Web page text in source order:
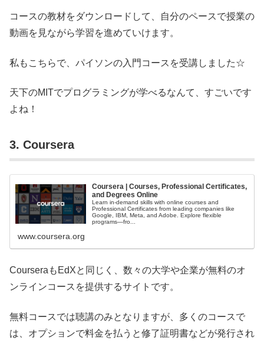
コースの教材をダウンロードして、自分のペースで授業の
動画を見ながら学習を進めていけます。
私もこちらで、パイソンの入門コースを受講しました☆
天下のMITでプログラミングが学べるなんて、すごいです
よね！
3. Coursera
Coursera | Courses, Professional Certificates,
and Degrees Online
Learn in-demand skills with online courses and
Professional Certificates from leading companies like
Google, IBM, Meta, and Adobe. Explore flexible
programs—fro...
www.coursera.org
CourseraもEdXと同じく、数々の大学や企業が無料のオ
ンラインコースを提供するサイトです。
無料コースでは聴講のみとなりますが、多くのコースで
は、オプションで料金を払うと修了証明書などが発行され